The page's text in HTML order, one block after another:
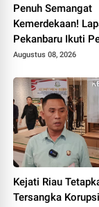
Penuh Semangat
Kemerdekaan!
Pekanbaru Ikuti
Pekan Olahraga
Augustus 08, 2026
Kejati Riau
Tersangka